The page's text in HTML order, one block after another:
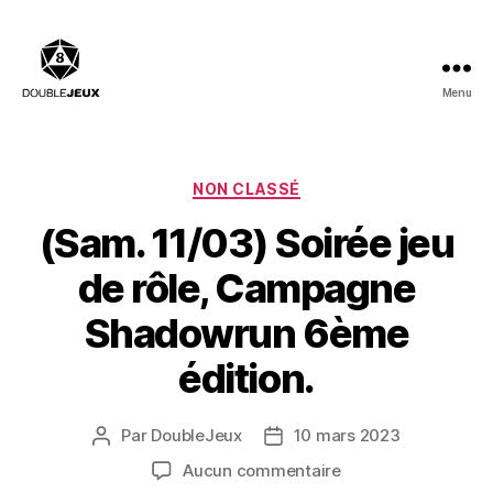
billard,
Bar
Restaurant
Menu
Catégories
NON CLASSÉ
(Sam. 11/03) Soirée jeu
de rôle, Campagne
Shadowrun 6ème
édition.
Auteur
l’article
Par DoubleJeux
Date10 mars 2023
Aucun commentairesur